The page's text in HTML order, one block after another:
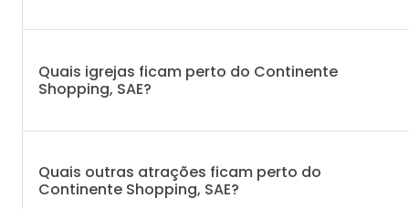
Quais igrejas ficam perto do Continente
Shopping, SAE?
Quais outras atrações ficam perto do
Continente Shopping, SAE?